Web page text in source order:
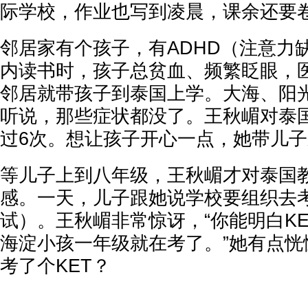
际学校，作业也写到凌晨，课余还要
邻居家有个孩子，有ADHD（注意力
内读书时，孩子总贫血、频繁眨眼，
邻居就带孩子到泰国上学。大海、阳
听说，那些症状都没了。王秋嵋对泰
过6次。想让孩子开心一点，她带儿
等儿子上到八年级，王秋嵋才对泰国
感。一天，儿子跟她说学校要组织去
试）。王秋嵋非常惊讶，“你能明白
海淀小孩一年级就在考了。”她有点
考了个KET？